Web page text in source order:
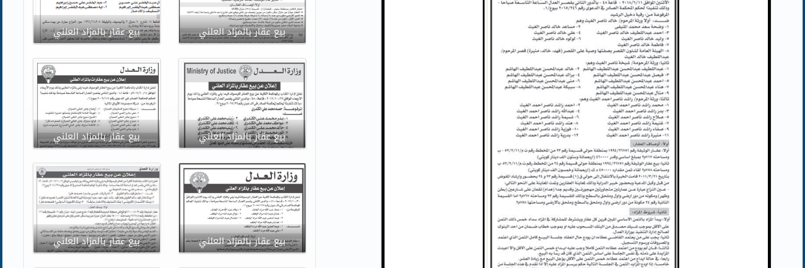
بيع عقار بالمزاد العلني بيع عقار بالمزاد العلني
بيع عقار بالمزاد العلني بيع عقار بالمزاد العلني
بيع عقار بالمزاد العلني بيع عقار بالمزاد العلني